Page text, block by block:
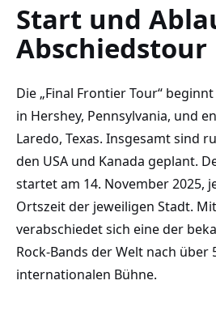
Start und
Abschiedstour
Die „Final Frontier Tour“
in Hershey, Pennsylvania, und
Laredo, Texas. Insgesamt sind
den USA und Kanada geplant.
startet am 14. November 2025,
Ortszeit der jeweiligen Stadt.
verabschiedet sich eine der
Rock-Bands der Welt nach über
internationalen Bühne.